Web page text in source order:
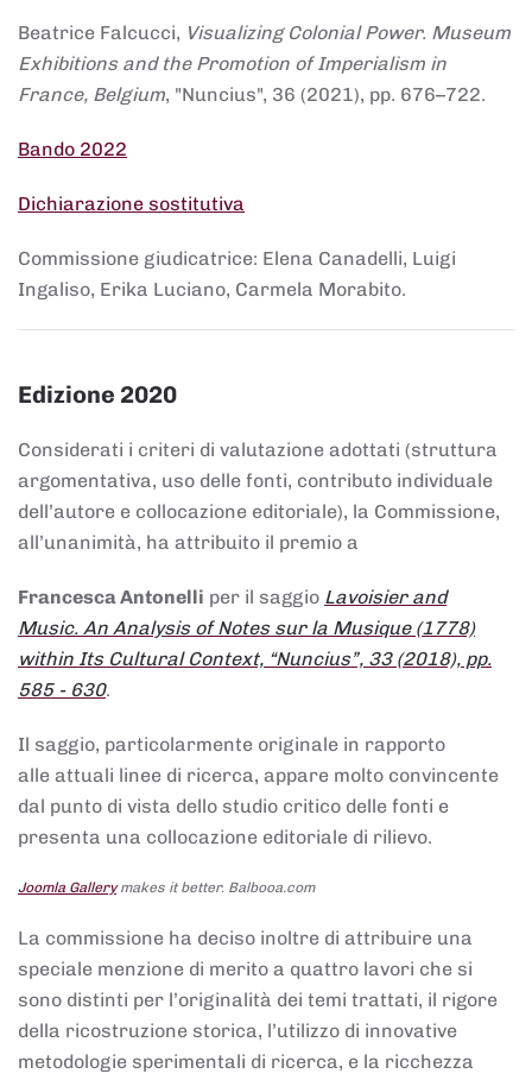
Beatrice Falcucci, Visualizing Colonial Power. Museum
Exhibitions and the Promotion of Imperialism in
France, Belgium, "Nuncius", 36 (2021), pp. 676–722.
Bando 2022
Dichiarazione sostitutiva
Commissione giudicatrice: Elena Canadelli, Luigi
Ingaliso, Erika Luciano, Carmela Morabito.
Edizione 2020
Considerati i criteri di valutazione adottati (struttura
argomentativa, uso delle fonti, contributo individuale
dell’autore e collocazione editoriale), la Commissione,
all’unanimità, ha attribuito il premio a
Francesca Antonelli per il saggio Lavoisier and
Music. An Analysis of Notes sur la Musique (1778)
within Its Cultural Context, “Nuncius”, 33 (2018), pp.
585 - 630.
Il saggio, particolarmente originale in rapporto
alle attuali linee di ricerca, appare molto convincente
dal punto di vista dello studio critico delle fonti e
presenta una collocazione editoriale di rilievo.
Joomla Gallerymakes it better. Balbooa.com
La commissione ha deciso inoltre di attribuire una
speciale menzione di merito a quattro lavori che si
sono distinti per l’originalità dei temi trattati, il rigore
della ricostruzione storica, l’utilizzo di innovative
metodologie sperimentali di ricerca, e la ricchezza